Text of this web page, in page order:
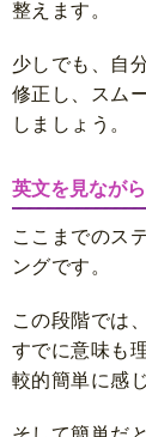
整えます。
少しでも、自
修正し、スム
しましょう。
英文を見なが
ここまでのス
ングです。
この段階では
すでに意味も
較的簡単に感